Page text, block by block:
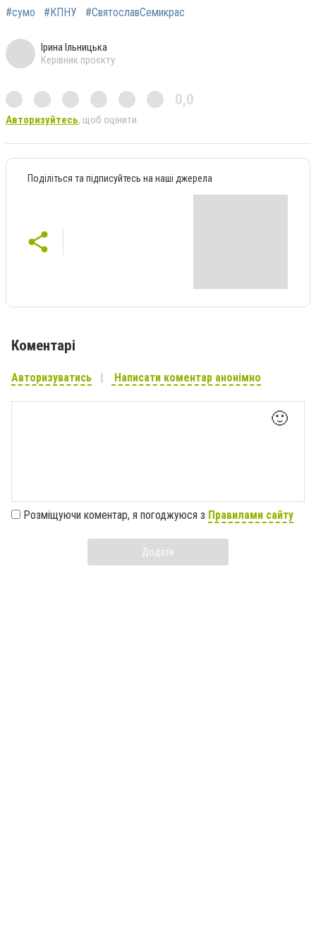
#сумо #КПНУ #СвятославСемикрас
Ірина Ільницька
Керівник проєкту
0,0
Авторизуйтесь, щоб оцінити
Поділіться та підписуйтесь на наші джерела
Коментарі
Авторизуватись Написати коментар анонімно
🙂
Розміщуючи коментар, я погоджуюся з Правилами сайту
Додати